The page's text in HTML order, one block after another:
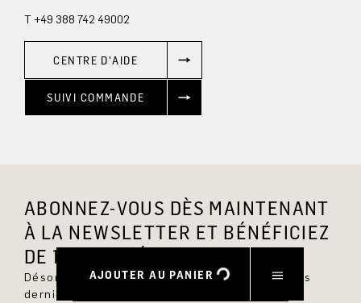
AJOUTER AU PANIER
T +49 388 742 49002
CENTRE D'AIDE
SUIVI COMMANDE
ABONNEZ-VOUS DÈS MAINTENANT
À LA NEWSLETTER ET BÉNÉFICIEZ
DE 10 % DE RÉDUCTION.
Désormais, vous serez toujours au courant des
dernières nouveautés et ne manquerez aucun